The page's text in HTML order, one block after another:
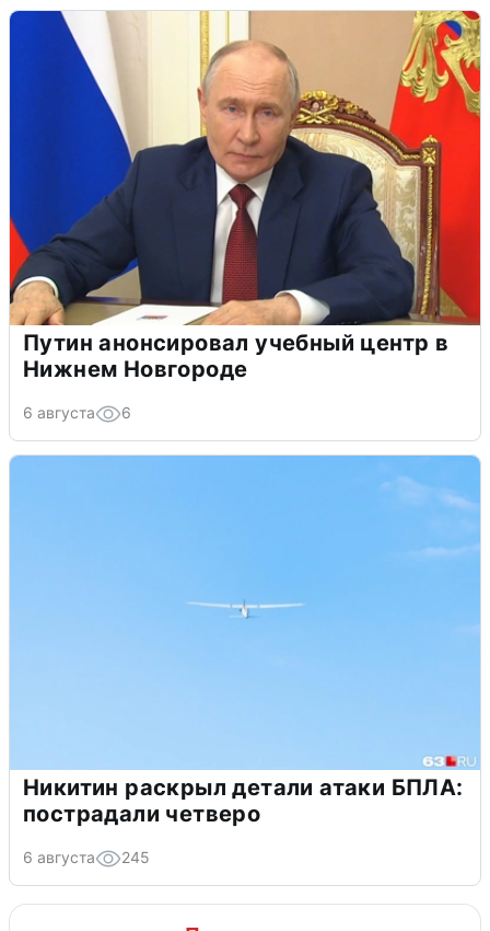
Путин анонсировал учебный центр в
Нижнем Новгороде
6 августа 6
Никитин раскрыл детали атаки БПЛА:
пострадали четверо
6 августа 245